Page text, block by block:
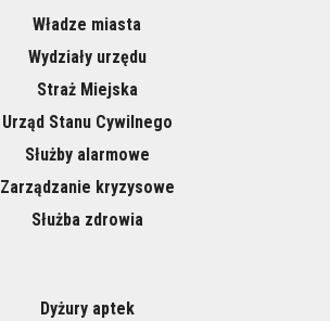
Władze miasta
Wydziały urzędu
Straż Miejska
Urząd Stanu Cywilnego
Służby alarmowe
Zarządzanie kryzysowe
Służba zdrowia
Dyżury aptek